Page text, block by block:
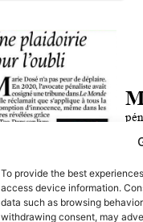
To provide the best
access device information.
data such as browsing
withdrawing consent, may